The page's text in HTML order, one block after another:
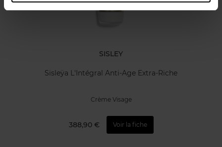
SISLEY
Sisleÿa L'Intégral Anti-Age Extra-Riche
Crème Visage
388,90 € Voir la fiche